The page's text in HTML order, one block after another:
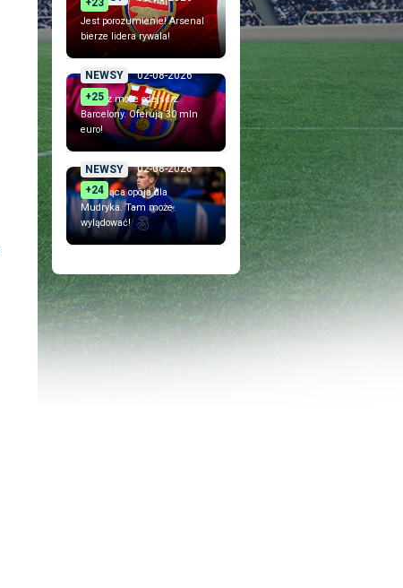
+23
Jest porozumienie! Arsenal
bierze lidera rywala!
NEWSY
02-08-2026
+25
Piłkarz może odejść z
Barcelony. Oferują 30 mln
euro!
NEWSY
02-08-2026
+24
Szokująca opcja dla
Mudryka. Tam może
wylądować!